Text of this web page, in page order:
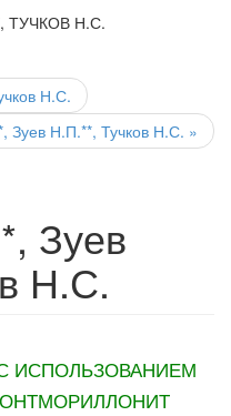
ТУЧКОВ Н.С.
Н.С.
Зуев Н.П.**, Тучков Н.С. »
Зуев
Н.С.
ИСПОЛЬЗОВАНИЕМ